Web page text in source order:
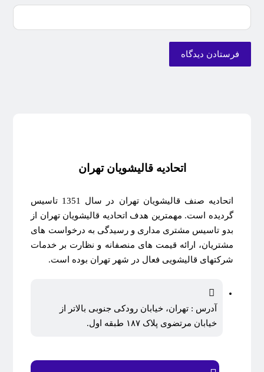
اتحادیه قالیشویان تهران
اتحادیه صنف قالیشویان تهران در سال 1351 تاسیس
گردیده است. مهمترین هدف اتحادیه قالیشویان تهران از
بدو تاسیس مشتری مداری و رسیدگی به درخواست های
مشتریان، ارائه قیمت های منصفانه و نظارت بر خدمات
شرکتهای قالیشویی فعال در شهر تهران بوده است.
آدرس : تهران، خیابان رودکی جنوبی بالاتر از
خیابان مرتضوی پلاک ۱۸۷ طبقه اول.